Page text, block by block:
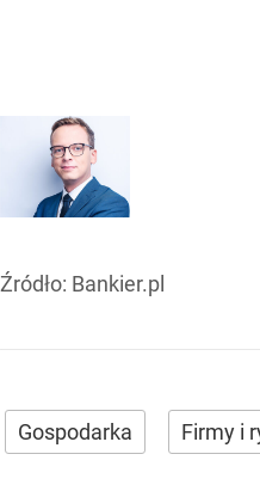
Źródło: Bankier.pl
Gospodarka Firmy i